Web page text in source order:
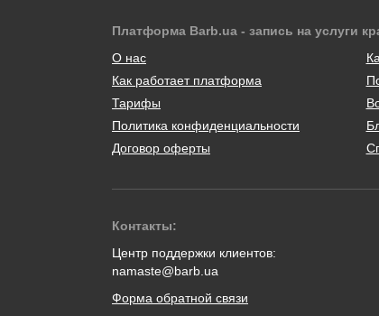
Платформа Barb.ua - запись на услуги
О нас
Как работает платформа
Тарифы
Политика конфиденциальности
Договор оферты
Контакты:
Центр поддержки клиентов:
namaste@barb.ua
Форма обратной связи